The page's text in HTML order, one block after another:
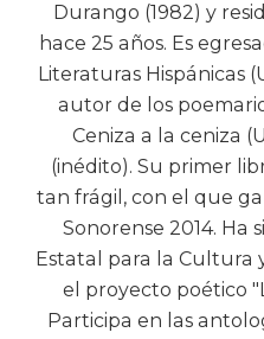
Durango (1982) y
hace 25 años. Es
Literaturas Hispánicas
autor de los
Ceniza a la ceniza
(inédito). Su primer
tan frágil, con el que
Sonorense 2014. Ha
Estatal para la Cultura
el proyecto poético
Participa en las